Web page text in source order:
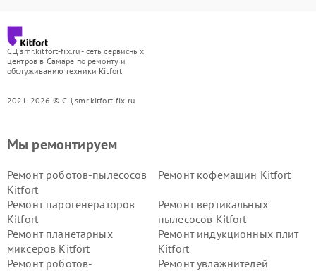
СЦ smr.kitfort-fix.ru - сеть сервисных
центров в Самаре по ремонту и
обслуживанию техники Kitfort
2021-2026 © СЦ smr.kitfort-fix.ru
Мы ремонтируем
Ремонт роботов-пылесосов
Kitfort
Ремонт кофемашин Kitfort
Ремонт парогенераторов
Kitfort
Ремонт вертикальных
пылесосов Kitfort
Ремонт планетарных
миксеров Kitfort
Ремонт индукционных плит
Kitfort
Ремонт роботов-
Ремонт увлажнителей